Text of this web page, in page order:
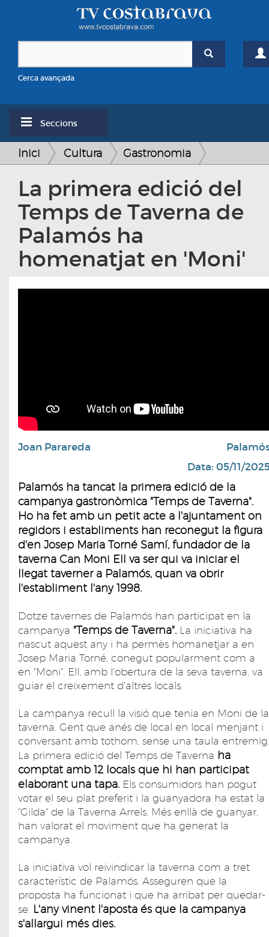
Cerca avançada
Seccions
Inici Cultura Gastronomia
La primera edició del
Temps de Taverna de
Palamós ha
homenatjat en 'Moni'
Joan Parareda
Data: 05/11/
Palamós ha tancat la primera edició de la
campanya gastronòmica "Temps de Taverna".
Ho ha fet amb un petit acte a l'ajuntament on
regidors i establiments han reconegut la figura
d'en Josep Maria Torné Samí, fundador de la
taverna Can Moni Ell va ser qui va iniciar el
llegat taverner a Palamós, quan va obrir
l'establiment l'any 1998.
Dotze tavernes de Palamós han participat en la
campanya "Temps de Taverna". La iniciativa ha
nascut aquest any i ha permès homanetjar a en
Josep Maria Torné, conegut popularment com a
en "Moni". Ell, amb l'obertura de la seva taverna, va
guiar el creixement d'altres locals.
La campanya recull la visió que tenia en Moni de la
taverna. Gent que anés de local en local menjant i
conversant amb tothom, sense una taula entremig.
La primera edició del Temps de Taverna ha
comptat amb 12 locals que hi han participat
elaborant una tapa. Els consumidors han pogut
votar el seu plat preferit i la guanyadora ha estat la
"Gilda" de la Taverna Arrels. Més enllà de guanyar,
han valorat el moviment que ha generat la
campanya.
La iniciativa vol reivindicar la taverna com a tret
característic de Palamós. Asseguren que la
proposta ha funcionat i que ha arribat per quedar-
se. L'any vinent l'aposta és que la campanya
s'allargui més dies.